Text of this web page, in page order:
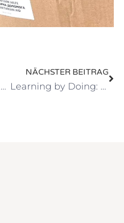
Love & Light Benefizabend für die Ukraine
NÄCHSTER BEITRAG
Learning by Doing: Chancen geben und Chancen nutzen